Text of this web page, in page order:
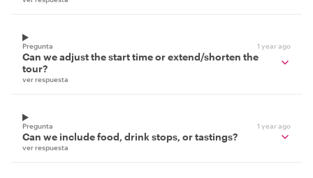
Pregunta 1 year ago
Can we adjust the start time or extend/shorten the
tour?
ver respuesta
Pregunta 1 year ago
Can we include food, drink stops, or tastings?
ver respuesta